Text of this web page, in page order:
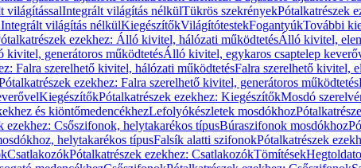
világítássalIntegrált világítás nélkülTükrös szekrényekPótalkatrészek
világítás nélkülKiegészítőkVilágítótestekFogantyúkTovábbi
ezekhez: Álló kivitel, hálózati működtetésÁlló kivitel,
kivitel, generátoros működtetésÁlló kivitel, egykaros csaptelep
Falra szerelhető kivitel, hálózati működtetésFalra szerelhető kivitel,
ezekhez: Falra szerelhető kivitel, generátoros működtetés
KiegészítőkPótalkatrészek ezekhez: KiegészítőkMosdó
és kiöntőmedencékhezLefolyókészletek mosdókhoz
ezekhez: Csőszifonok, helytakarékos típusBúraszifonok mosdókhoz
helytakarékos típusFalsík alatti szifonokPótalkatrészek
CsatlakozókPótalkatrészek ezekhez: CsatlakozókTömítések